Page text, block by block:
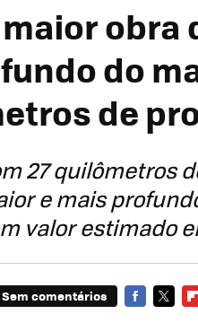
obra
do
de
27 quilômetros
e mais
valor estimado
Sem comentários